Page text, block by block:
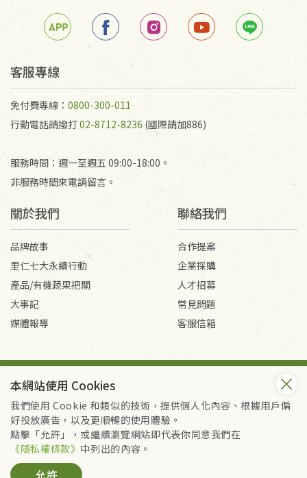
若未保持原包裝方式或未使用原箱退回，導致書籍有
任何折損、磨損、污損或凹角，將不接受退貨，也不
不接受退貨之手抄稿，為敬重法寶故，里仁網購無法
代為結緣處理等。 若需將手抄稿寄還給消費者，因而
產生的運費100元/箱將由消費者負擔。
客服專線
免付費專線： 0800-300-011
行動電話請撥打02-8712-8236 (國際請加886)
服務時間：週一至週五 09:00-18:00。
非服務時間來電請留言。
關於我們
品牌故事
里仁七大永續行動
產品/有機蔬果把關
大事記
媒體報導
聯絡我們
合作提案
企業採購
人才招募
常見問題
客服信箱
Copyright © 2026 里仁事業股份有限公司(統編：16301262) /
里仁網購股份有限公司(統編：25149752)
All Rights Reserved.
本網站使用 Cookies
我們使用 Cookie 和類似的技術，提供個人化內容、根據用戶偏
好投放廣告，以及更順暢的使用體驗。
點擊「允許」，或繼續瀏覽網站即代表你同意我們在
《隱私權條款》 中列出的內容。
允許